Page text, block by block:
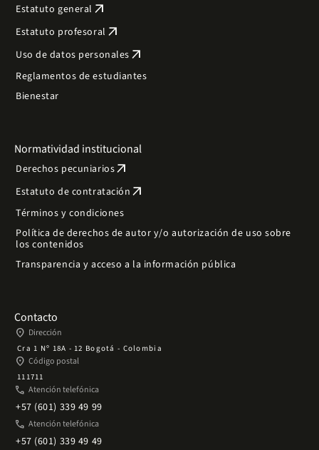
Estatuto general arrow_outward
Estatuto profesoral arrow_outward
Uso de datos personales arrow_outward
Reglamentos de estudiantes
Bienestar
Normatividad institucional
Derechos pecuniariosarrow_outward
Estatuto de contratación arrow_outward
Términos y condiciones
Política de derechos de autor y/o autorización de uso sobre
los contenidos
Transparencia y acceso a la información pública
Contacto
place Dirección
Cra 1 Nº 18A - 12 Bogotá - Colombia
place Código postal
111711
phone Atención telefónica
+57 (601) 339 49 99
phone Atención telefónica
+57 (601) 339 49 49